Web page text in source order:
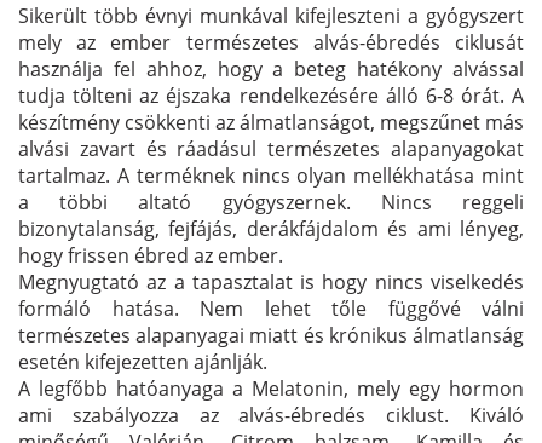
Sikerült több évnyi munkával kifejleszteni a gyógyszert
mely az ember természetes alvás-ébredés ciklusát
használja fel ahhoz, hogy a beteg hatékony alvással
tudja tölteni az éjszaka rendelkezésére álló 6-8 órát. A
készítmény csökkenti az álmatlanságot, megszűnet más
alvási zavart és ráadásul természetes alapanyagokat
tartalmaz. A terméknek nincs olyan mellékhatása mint
a többi altató gyógyszernek. Nincs reggeli
bizonytalanság, fejfájás, derákfájdalom és ami lényeg,
hogy frissen ébred az ember.
Megnyugtató az a tapasztalat is hogy nincs viselkedés
formáló hatása. Nem lehet tőle függővé válni
természetes alapanyagai miatt és krónikus álmatlanság
esetén kifejezetten ajánlják.
A legfőbb hatóanyaga a Melatonin, mely egy hormon
ami szabályozza az alvás-ébredés ciklust. Kiváló